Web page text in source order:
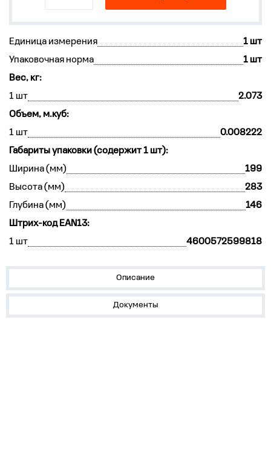
Единица измерения
1 шт
Упаковочная норма
1 шт
Вес, кг:
1 шт
2.073
Объем, м.куб:
1 шт
0.008222
Габариты упаковки (содержит 1 шт):
Ширина (мм)
199
Высота (мм)
283
Глубина (мм)
146
Штрих-код EAN13:
1 шт
4600572599818
Описание
Документы